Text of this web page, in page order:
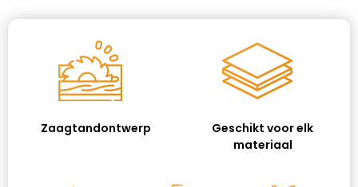
Zaagtandontwerp
Geschikt voor elk
materiaal